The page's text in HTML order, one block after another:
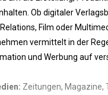
Ob digitaler
Film oder
vermittelt in der
und Werbung auf
Zeitungen, Magazine,